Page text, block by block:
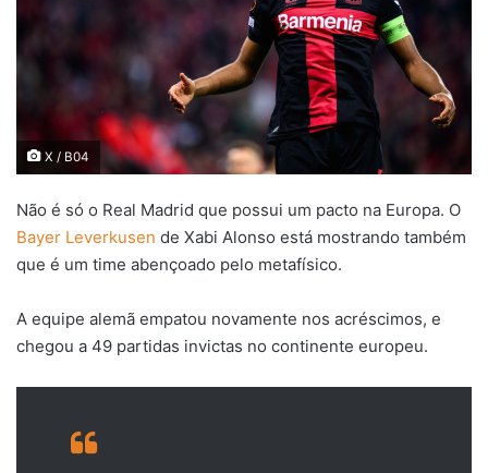
X / B04
Não é só o Real Madrid que possui um pacto na Europa. O
Bayer Leverkusen de Xabi Alonso está mostrando também
que é um time abençoado pelo metafísico.
A equipe alemã empatou novamente nos acréscimos, e
chegou a 49 partidas invictas no continente europeu.